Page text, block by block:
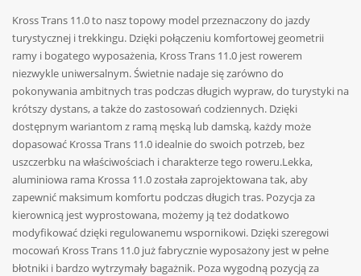
Kross Trans 11.0 to nasz topowy model przeznaczony do jazdy
turystycznej i trekkingu. Dzięki połączeniu komfortowej geometrii
ramy i bogatego wyposażenia, Kross Trans 11.0 jest rowerem
niezwykle uniwersalnym. Świetnie nadaje się zarówno do
pokonywania ambitnych tras podczas długich wypraw, do turystyki na
krótszy dystans, a także do zastosowań codziennych. Dzięki
dostępnym wariantom z ramą męską lub damską, każdy może
dopasować Krossa Trans 11.0 idealnie do swoich potrzeb, bez
uszczerbku na właściwościach i charakterze tego roweru.Lekka,
aluminiowa rama Krossa 11.0 została zaprojektowana tak, aby
zapewnić maksimum komfortu podczas długich tras. Pozycja za
kierownicą jest wyprostowana, możemy ją też dodatkowo
modyfikować dzięki regulowanemu wspornikowi. Dzięki szeregowi
mocowań Kross Trans 11.0 już fabrycznie wyposażony jest w pełne
błotniki i bardzo wytrzymały bagażnik. Poza wygodną pozycją za